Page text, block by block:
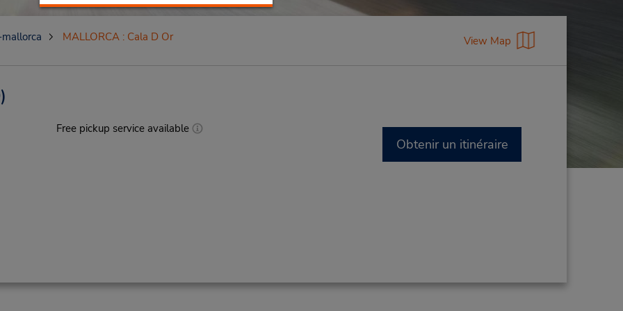
MALLORCA : Cala D Or View Map
Free pickup service available
Obtenir un itinéraire